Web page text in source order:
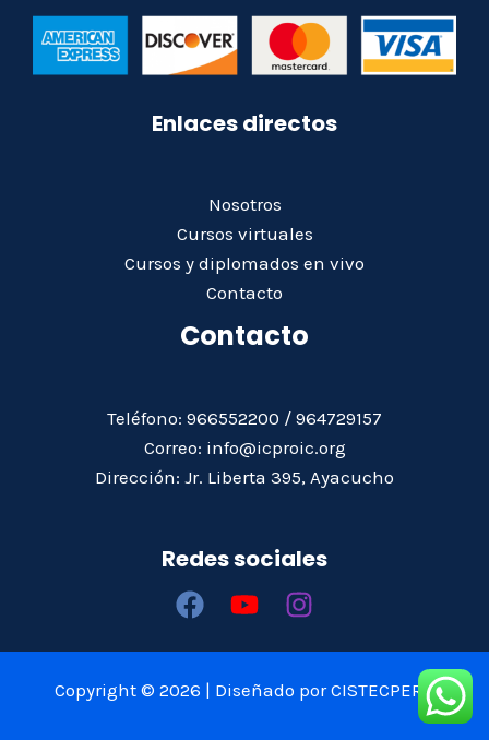
Enlaces directos
Nosotros
Cursos virtuales
Cursos y diplomados en vivo
Contacto
Contacto
Teléfono: 966552200 / 964729157
Correo: info@icproic.org
Dirección: Jr. Liberta 395, Ayacucho
Redes sociales
Copyright © 2026 | Diseñado por CISTECPERÚ